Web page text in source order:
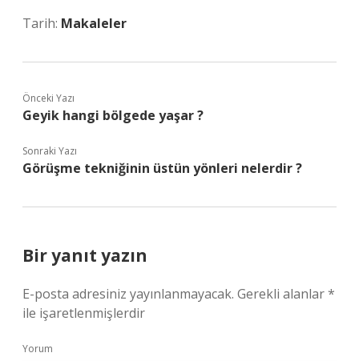
Tarih: Makaleler
Önceki Yazı
Geyik hangi bölgede yaşar ?
Sonraki Yazı
Görüşme tekniğinin üstün yönleri nelerdir ?
Bir yanıt yazın
E-posta adresiniz yayınlanmayacak. Gerekli alanlar*
ile işaretlenmişlerdir
Yorum